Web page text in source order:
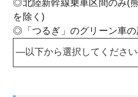
◎北陸新幹線乗車区間のみ(
を除く)
◎「つるぎ」のグリーン車の